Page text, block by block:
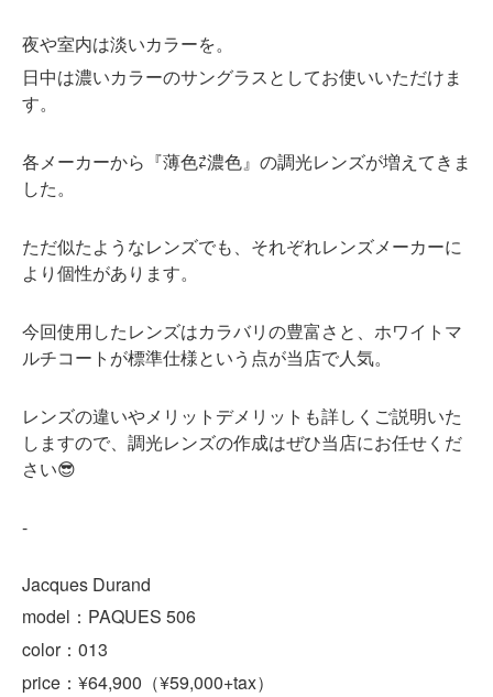
夜や室内は淡いカラーを。
日中は濃いカラーのサングラスとしてお使いいただけま
す。
各メーカーから『薄色⇄濃色』の調光レンズが増えてきま
した。
ただ似たようなレンズでも、それぞれレンズメーカーに
より個性があります。
今回使用したレンズはカラバリの豊富さと、ホワイトマ
ルチコートが標準仕様という点が当店で人気。
レンズの違いやメリットデメリットも詳しくご説明いた
しますので、調光レンズの作成はぜひ当店にお任せくだ
さい😎
-
Jacques Durand
model：PAQUES 506
color：013
price：¥64,900（¥59,000+tax）